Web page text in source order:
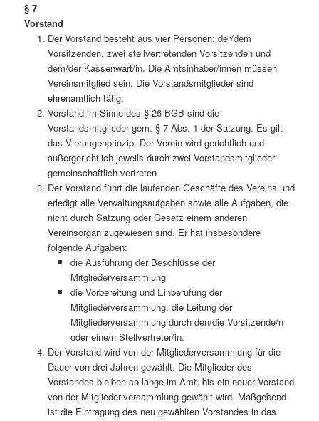
§ 7
Vorstand
Der Vorstand besteht aus vier Personen: der/dem
Vorsitzenden, zwei stellvertretenden Vorsitzenden und
dem/der Kassenwart/in. Die Amtsinhaber/innen müssen
Vereinsmitglied sein. Die Vorstandsmitglieder sind
ehrenamtlich tätig.
Vorstand im Sinne des § 26 BGB sind die
Vorstandsmitglieder gem. § 7 Abs. 1 der Satzung. Es gilt
das Vieraugenprinzip. Der Verein wird gerichtlich und
außergerichtlich jeweils durch zwei Vorstandsmitglieder
gemeinschaftlich vertreten.
Der Vorstand führt die laufenden Geschäfte des Vereins und
erledigt alle Verwaltungsaufgaben sowie alle Aufgaben, die
nicht durch Satzung oder Gesetz einem anderen
Vereinsorgan zugewiesen sind. Er hat insbesondere
folgende Aufgaben:
die Ausführung der Beschlüsse der
Mitgliederversammlung
die Vorbereitung und Einberufung der
Mitgliederversammlung, die Leitung der
Mitgliederversammlung durch den/die Vorsitzende/n
oder eine/n Stellvertreter/in.
Der Vorstand wird von der Mitgliederversammlung für die
Dauer von drei Jahren gewählt. Die Mitglieder des
Vorstandes bleiben so lange im Amt, bis ein neuer Vorstand
von der Mitglieder-versammlung gewählt wird. Maßgebend
ist die Eintragung des neu gewählten Vorstandes in das